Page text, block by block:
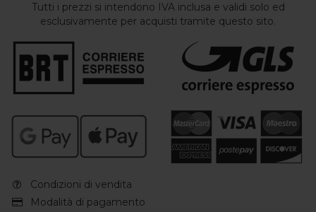
Tutti i prezzi si intendono IVA inclusa e validi solo ed
esclusivamente per acquisti tramite questo sito.
Condizioni di vendita
Modalità di pagamento